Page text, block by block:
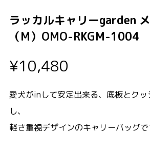
ラッカルキャリーgarden
（M）OMO-RKGM-1004
¥10,480
愛犬がinして安定出来る、底板とク
し、
軽さ重視デザインのキャリーバッグで